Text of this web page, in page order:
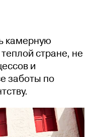
камерную
стране, не
и
заботы по